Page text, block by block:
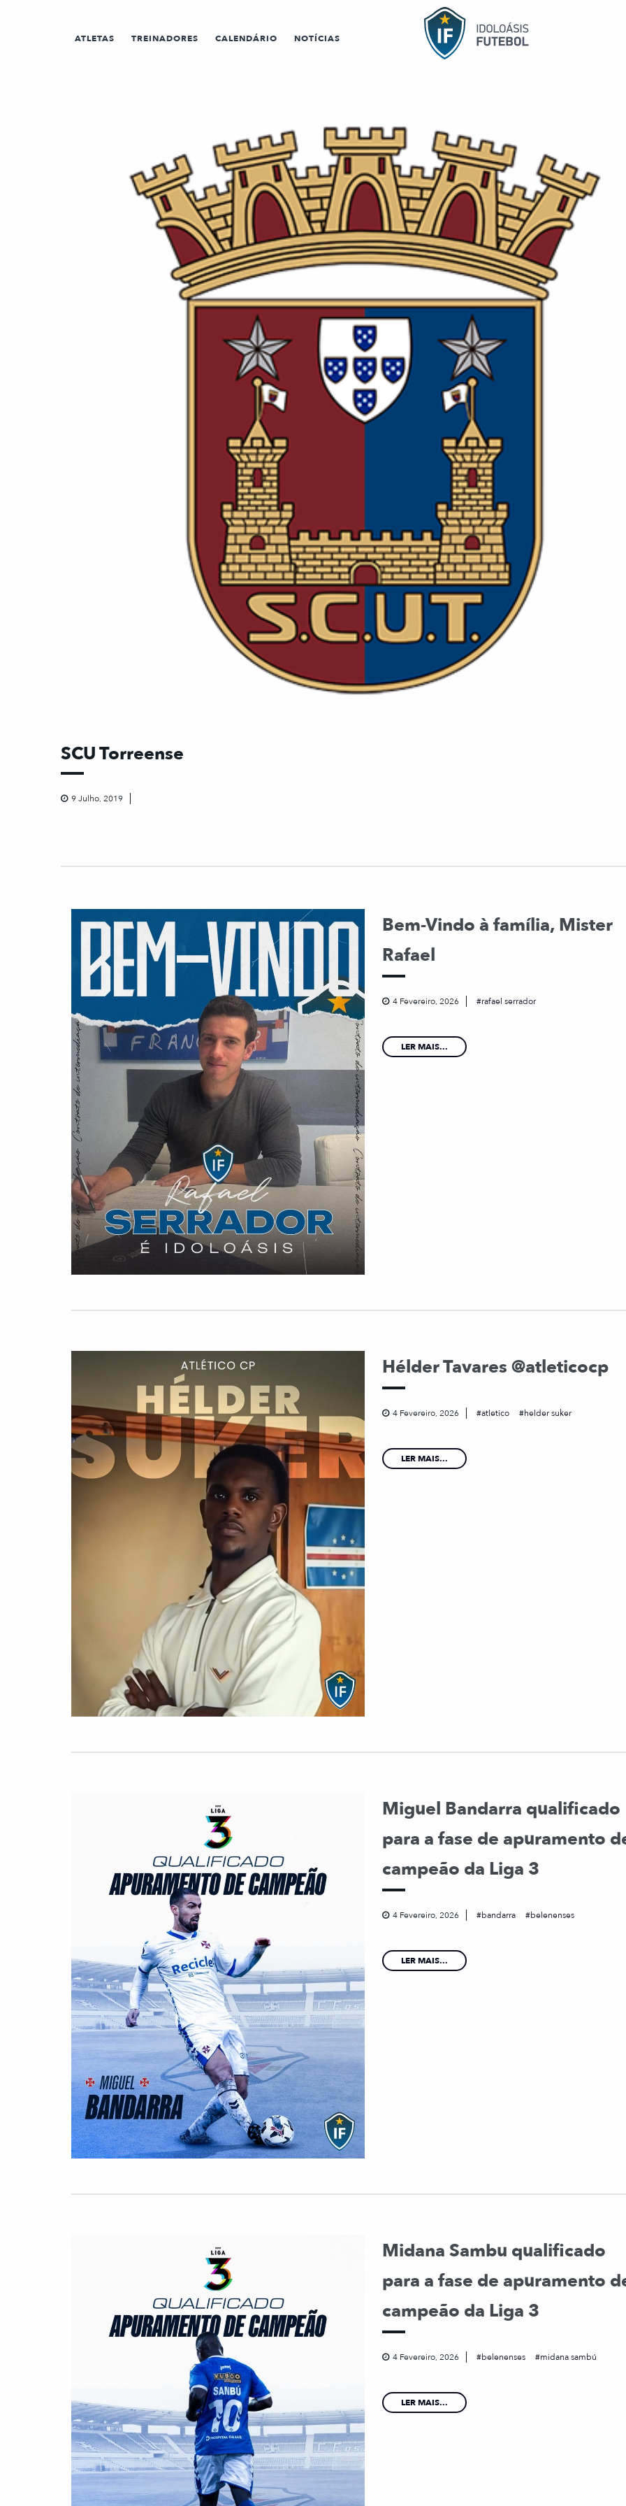
ATLETAS TREINADORES CALENDÁRIO NOTÍCIAS
SCU Torreense
9 Julho, 2019
Bem-Vindo à família, Mister
Rafael
4 Fevereiro, 2026 rafael serrador
LER MAIS...
Hélder Tavares @atleticocp
4 Fevereiro, 2026 atletico helder suker
LER MAIS...
Miguel Bandarra qualificado
para a fase de apuramento
campeão da Liga 3
4 Fevereiro, 2026 bandarra belenenses
LER MAIS...
Midana Sambu qualificado
para a fase de apuramento
campeão da Liga 3
4 Fevereiro, 2026 belenenses midana sambú
LER MAIS...